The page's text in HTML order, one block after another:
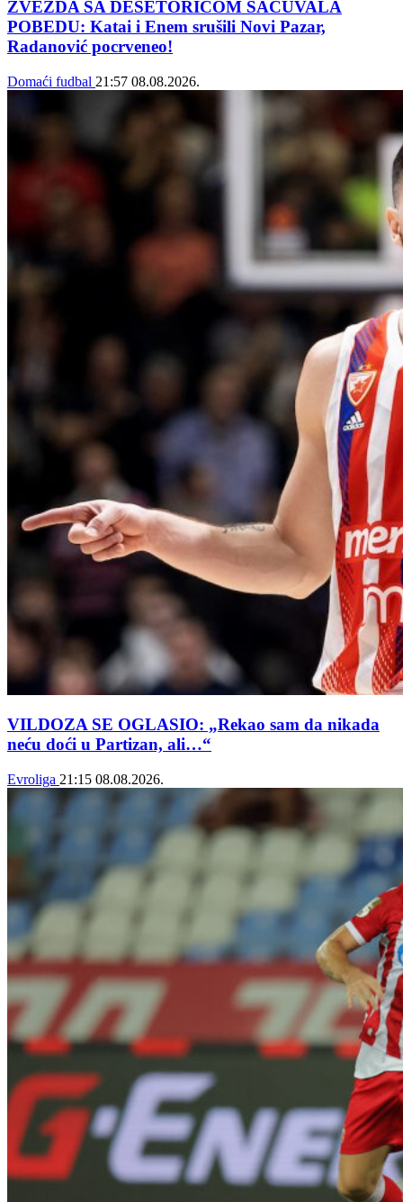
ZVEZDA SA DESETORICOM SAČUVALA
POBEDU: Katai i Enem srušili Novi Pazar,
Radanović pocrveneo!
Domaći fudbal 21:57 08.08.2026.
VILDOZA SE OGLASIO: „Rekao sam da nikada
neću doći u Partizan, ali…“
Evroliga 21:15 08.08.2026.